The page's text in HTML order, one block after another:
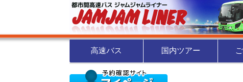
高速バス 国内ツアー